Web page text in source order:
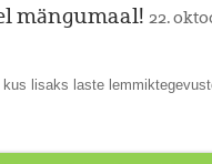
mängumaal! 22.
lisaks laste